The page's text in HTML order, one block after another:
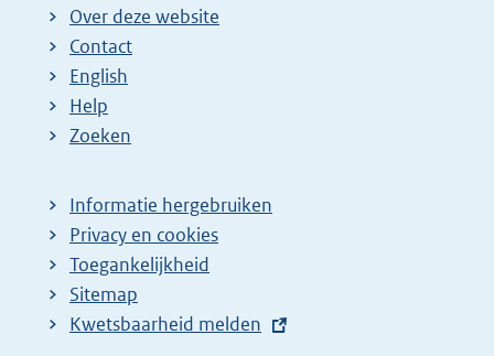
Over deze website
Contact
English
Help
Zoeken
Informatie hergebruiken
Privacy en cookies
Toegankelijkheid
Sitemap
E
Kwetsbaarheid melden